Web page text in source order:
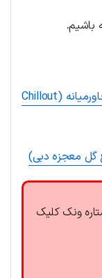
باشیم.
کافه یخی دبی، اولین کافی شاپ یخی در خاورمیانه (Chillout
گل معجزه دبی)
ونک کلیک